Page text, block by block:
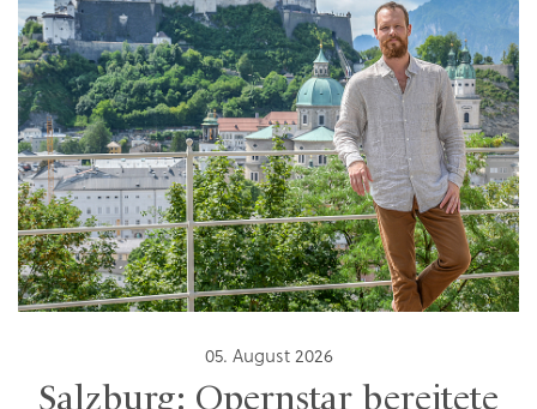
05. August 2026
Salzburg: Opernstar bereitete